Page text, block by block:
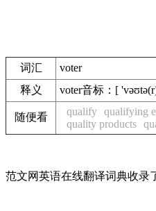
词汇
voter
释义
voter音标：[
随便看 qualify qualifying
quality products
范文网英语在线翻译词典收录